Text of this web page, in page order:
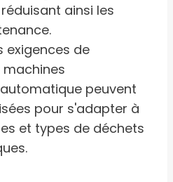
ainsi les
exigences de
peuvent
pour s'adapter à
et types de déchets